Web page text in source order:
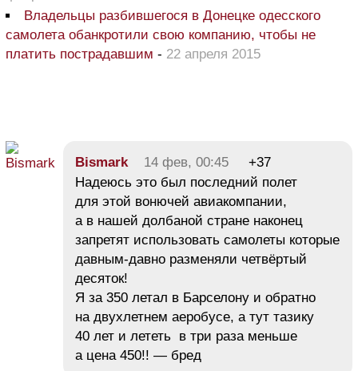
Владельцы разбившегося в Донецке одесского
самолета обанкротили свою компанию, чтобы не
платить пострадавшим - 22 апреля 2015
Bismark 14 фев, 00:45
+37
Надеюсь это был последний полет
для этой вонючей авиакомпании,
а в нашей долбаной стране наконец
запретят использовать самолеты которые
давным-давно разменяли четвёртый
десяток!
Я за 350 летал в Барселону и обратно
на двухлетнем аеробусе, а тут тазику
40 лет и лететь в три раза меньше
а цена 450!! — бред